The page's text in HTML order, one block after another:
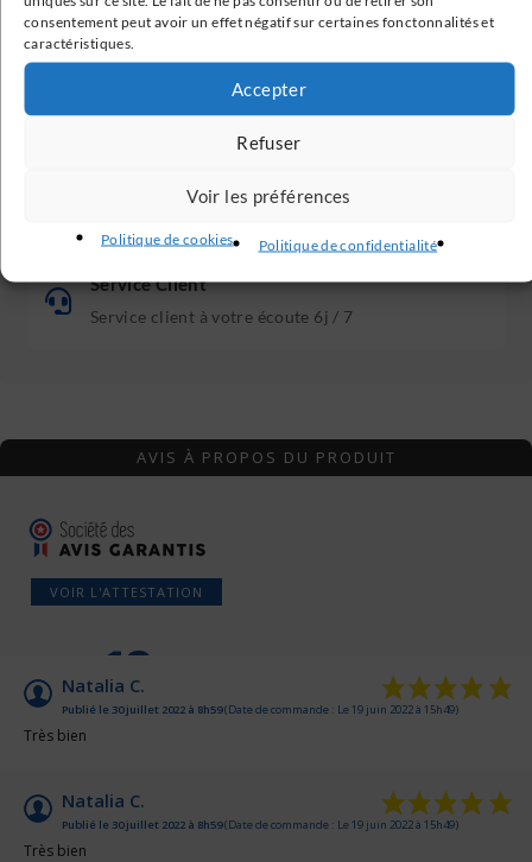
consentement peut avoir un effet négatif sur certaines fonctonnalités et
caractéristiques.
Accepter
Refuser
Voir les préférences
Politique de cookies Politique de confidentialité
Paiement Sécurisé
Transactions 100% sécurisées
Nos avis clients sont vérifiés
Service Client
Service client à votre écoute 6j / 7
AVIS À PROPOS DU PRODUIT
VOIR L'ATTESTATION
10
Natalia C.
Publié le 30 juillet 2022 à 8h59(Date de commande : Le 19 juin 2022 à 15h49)
Très bien
Natalia C.
Publié le 30 juillet 2022 à 8h59(Date de commande : Le 19 juin 2022 à 15h49)
Très bien